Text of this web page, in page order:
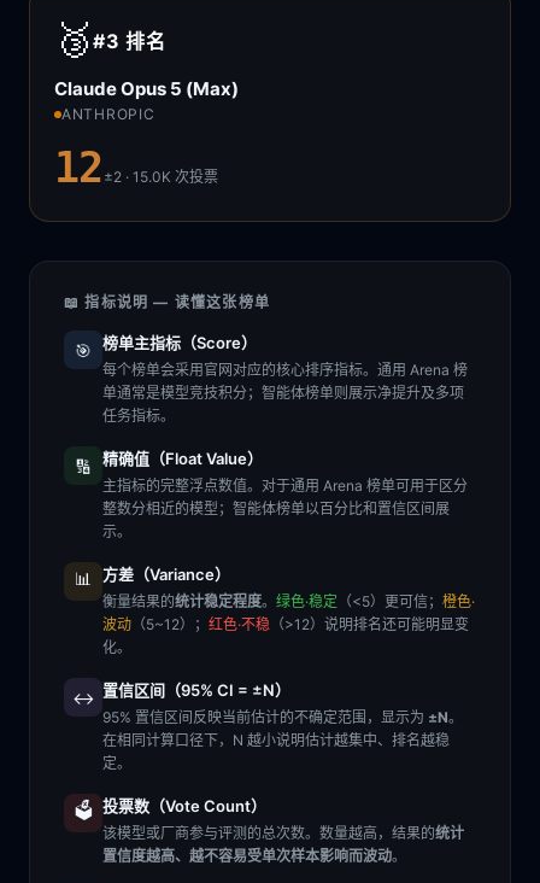
🥉 #3排名
Claude Opus 5 (Max)
ANTHROPIC
12 ±2 · 15.0K 次投票
📖 指标说明 — 读懂这张榜单
🎯 榜单主指标（Score）
每个榜单会采用官网对应的核心排序指标。通用 Arena 榜
单通常是模型竞技积分；智能体榜单则展示净提升及多项
任务指标。
🔢 精确值（Float Value）
主指标的完整浮点数值。对于通用 Arena 榜单可用于区分
整数分相近的模型；智能体榜单以百分比和置信区间展
示。
📊 方差（Variance）
衡量结果的统计稳定程度。 绿色·稳定 （<5）更可信； 橙色·
波动 （5~12）； 红色·不稳 （>12）说明排名还可能明显变
化。
↔️ 置信区间（95% CI = ±N）
95% 置信区间反映当前估计的不确定范围，显示为 ±N。
在相同计算口径下，N 越小说明估计越集中、排名越稳
定。
🗳️ 投票数（Vote Count）
该模型或厂商参与评测的总次数。数量越高，结果的统计
置信度越高、越不容易受单次样本影响而波动。